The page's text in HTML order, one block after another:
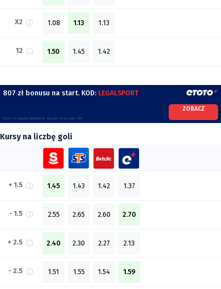
X2 1.08 1.13 1.13
12 1.50 1.45 1.42
807 zł bonusu na start. KOD: LEGALSPORT
eToto to legalny bukmacher. Hazard to ryzyko. 18+
ZOBACZ
Kursy na liczbę goli
+ 1.5 1.45 1.43 1.42 1.37
- 1.5 2.55 2.65 2.60 2.70
+ 2.5 2.40 2.30 2.27 2.13
- 2.5 1.51 1.55 1.54 1.59